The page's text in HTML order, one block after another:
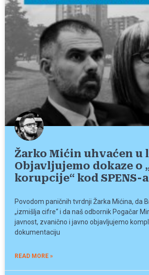
Žarko Mićin uhvaćen u
Objavljujemo dokaze o
korupcije“ kod SPENS-a
Povodom paničnih tvrdnji Žarka Mićina, da
„izmišlja cifre“ i da naš odbornik Pogačar
javnost, zvanično i javno objavljujemo
dokumentaciju
READ MORE »